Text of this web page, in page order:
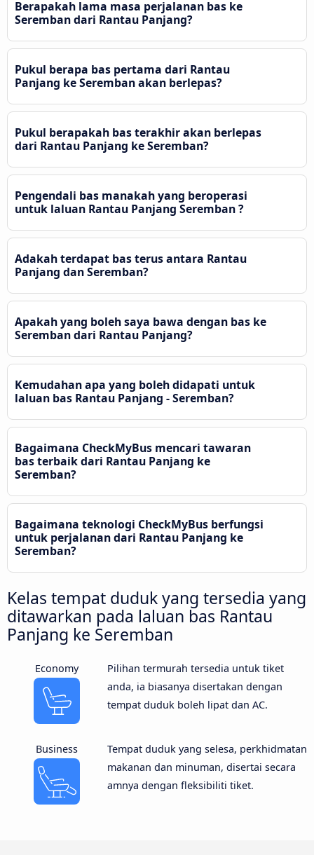
Berapakah lama masa perjalanan bas ke
Seremban dari Rantau Panjang?
Pukul berapa bas pertama dari Rantau
Panjang ke Seremban akan berlepas?
Pukul berapakah bas terakhir akan berlepas
dari Rantau Panjang ke Seremban?
Pengendali bas manakah yang beroperasi
untuk laluan Rantau Panjang Seremban ?
Adakah terdapat bas terus antara Rantau
Panjang dan Seremban?
Apakah yang boleh saya bawa dengan bas ke
Seremban dari Rantau Panjang?
Kemudahan apa yang boleh didapati untuk
laluan bas Rantau Panjang - Seremban?
Bagaimana CheckMyBus mencari tawaran
bas terbaik dari Rantau Panjang ke
Seremban?
Bagaimana teknologi CheckMyBus berfungsi
untuk perjalanan dari Rantau Panjang ke
Seremban?
Kelas tempat duduk yang tersedia yang
ditawarkan pada laluan bas Rantau
Panjang ke Seremban
Economy
Pilihan termurah tersedia untuk tiket
anda, ia biasanya disertakan dengan
tempat duduk boleh lipat dan AC.
Business
Tempat duduk yang selesa, perkhidmatan
makanan dan minuman, disertai secara
amnya dengan fleksibiliti tiket.